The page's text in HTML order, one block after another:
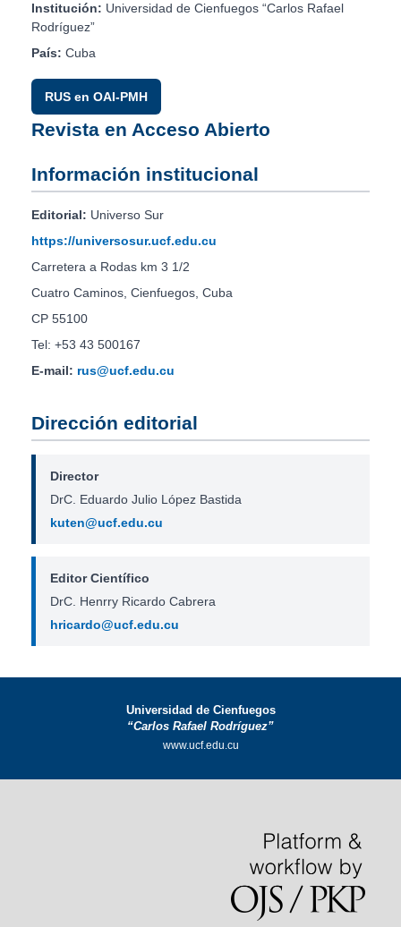
Institución: Universidad de Cienfuegos “Carlos Rafael
Rodríguez”
País: Cuba
RUS en OAI-PMH
Revista en Acceso Abierto
Información institucional
Editorial: Universo Sur
https://universosur.ucf.edu.cu
Carretera a Rodas km 3 1/2
Cuatro Caminos, Cienfuegos, Cuba
CP 55100
Tel: +53 43 500167
E-mail: rus@ucf.edu.cu
Dirección editorial
Director
DrC. Eduardo Julio López Bastida
kuten@ucf.edu.cu
Editor Científico
DrC. Henrry Ricardo Cabrera
hricardo@ucf.edu.cu
Universidad de Cienfuegos
“Carlos Rafael Rodríguez”
www.ucf.edu.cu